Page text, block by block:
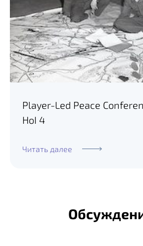
Player-Led Peace
HoI 4
Читать далее